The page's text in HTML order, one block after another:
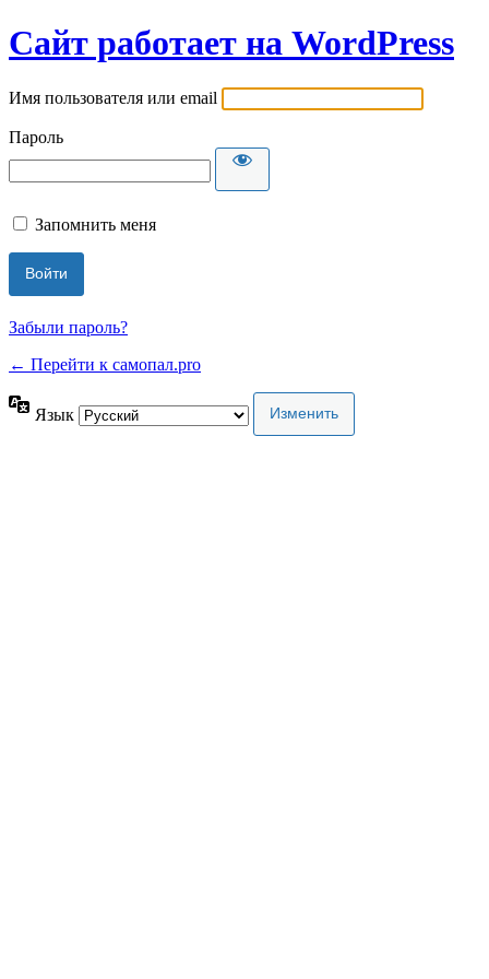
Сайт работает на WordPress
Имя пользователя или email
Пароль
Запомнить меня
Забыли пароль?
← Перейти к самопал.pro
Язык